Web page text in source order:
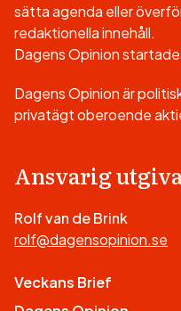
sätta agenda eller
redaktionella innehåll.
Dagens Opinion
Dagens Opinion är
privatägt oberoende
Ansvarig
Rolf van de Brink
rolf@dagensopinion.se
Veckans Brief